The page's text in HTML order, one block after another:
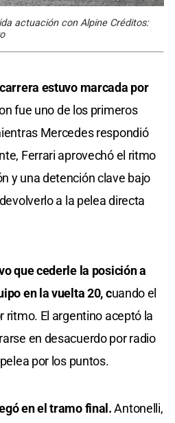
actuación con Alpine Créditos:
estuvo marcada por
fue uno de los primeros
Mercedes respondió
Ferrari aprovechó el ritmo
y una detención clave bajo
a la pelea directa
que cederle la posición a
en la vuelta 20, cuando el
ritmo. El argentino aceptó la
en desacuerdo por radio
por los puntos.
en el tramo final.Antonelli,